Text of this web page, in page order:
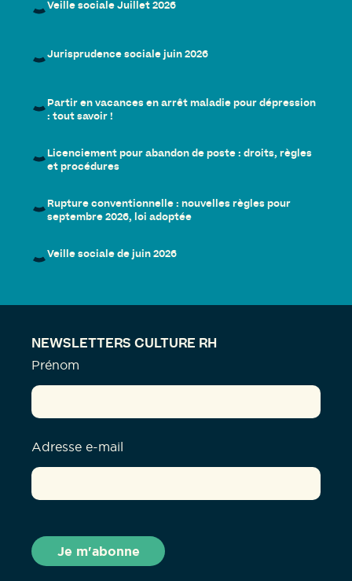
Veille sociale Juillet 2026
Jurisprudence sociale juin 2026
Partir en vacances en arrêt maladie pour dépression
: tout savoir !
Licenciement pour abandon de poste : droits, règles
et procédures
Rupture conventionnelle : nouvelles règles pour
septembre 2026, loi adoptée
Veille sociale de juin 2026
NEWSLETTERS CULTURE RH
Prénom
Adresse e-mail